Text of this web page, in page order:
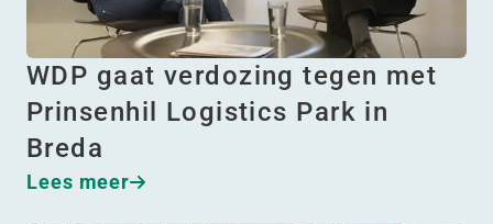
WDP gaat verdozing tegen met
Prinsenhil Logistics Park in
Breda
Lees meer